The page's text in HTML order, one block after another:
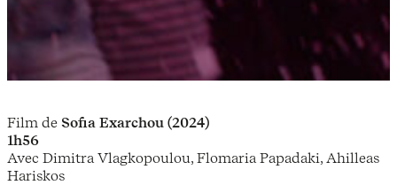
Film de Sofia Exarchou (2024)
1h56
Avec Dimitra Vlagkopoulou, Flomaria Papadaki, Ahilleas
Hariskos